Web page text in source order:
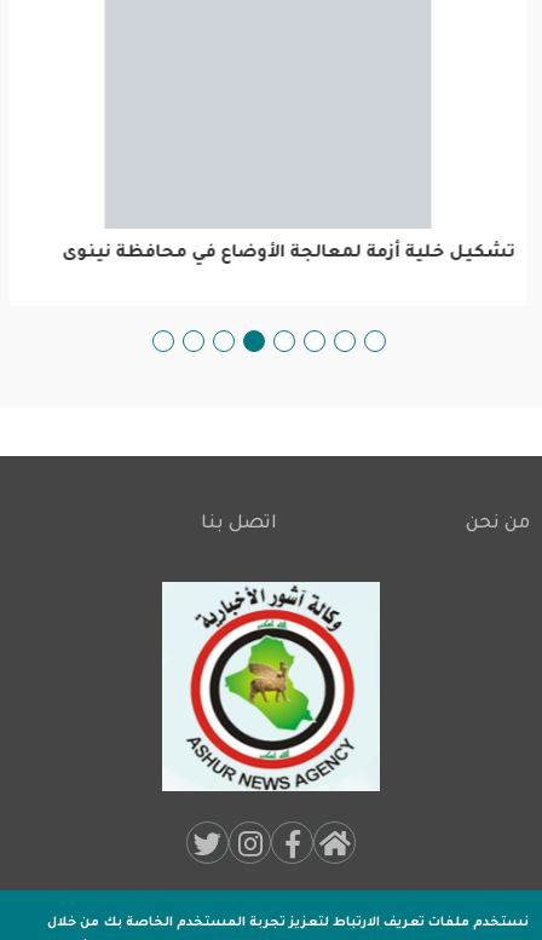
تشكيل خلية أزمة لمعالجة الأوضاع في محافظة نينوى
Footer
من نحن اتصل بنا
Media:
جميـع الحقوق محفوظة لـوكالة اشور الاخبارية2020 .
نستخدم ملفات تعريف الارتباط لتعزيز تجربة المستخدم الخاصة بك من خلال